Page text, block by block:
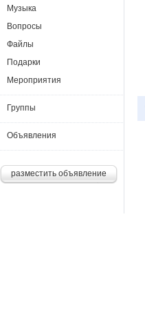
Музыка
Вопросы
Файлы
Подарки
Мероприятия
Группы
Объявления
разместить объявление